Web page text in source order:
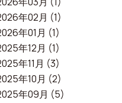
年02月 (1)
年01月 (1)
年12月 (1)
年11月 (3)
年10月 (2)
年09月 (5)